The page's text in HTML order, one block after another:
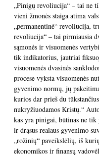
„Pinigų revoliucija“ – tai ne
vieni žmonės staiga atima
„permanentinė“ revoliucija,
revoliucija“ – tai pirmiausia
sąmonės ir visuomenės
tik indikatorius, jautriai
visuomenės dvasinės
procese vyksta visuomenės
gyvenimo normų, jų
kurios dar prieš du
nukryžiuodamos Kristų.“
kas yra pinigai, būtinas ne tik
ir drąsus realaus gyvenimo
„rožinių“ paveikslėlių, iš
ekonomikos ir finansų